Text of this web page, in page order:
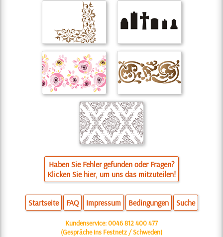
Haben Sie Fehler gefunden oder Fragen?
Klicken Sie hier, um uns das mitzuteilen!
Startseite FAQ Impressum Bedingungen Suche
Kundenservice:0046 812 400 477
(Gespräche ins Festnetz / Schweden)